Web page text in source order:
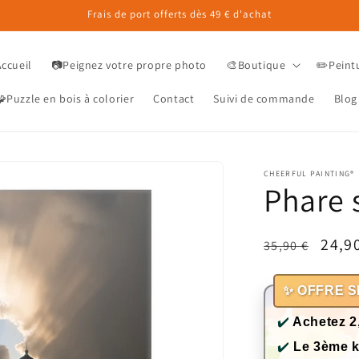
Frais de port offerts dès 49 € d'achat
📷Peignez votre propre photo 🎨Boutique
en bois à colorier Contact Suivi de commande Blog
CHEERFUL PAINTING®
Phare
Prix
35,90 €
Prix
✨ OFFRE
✔️ Achetez
✔️ Le 3ème